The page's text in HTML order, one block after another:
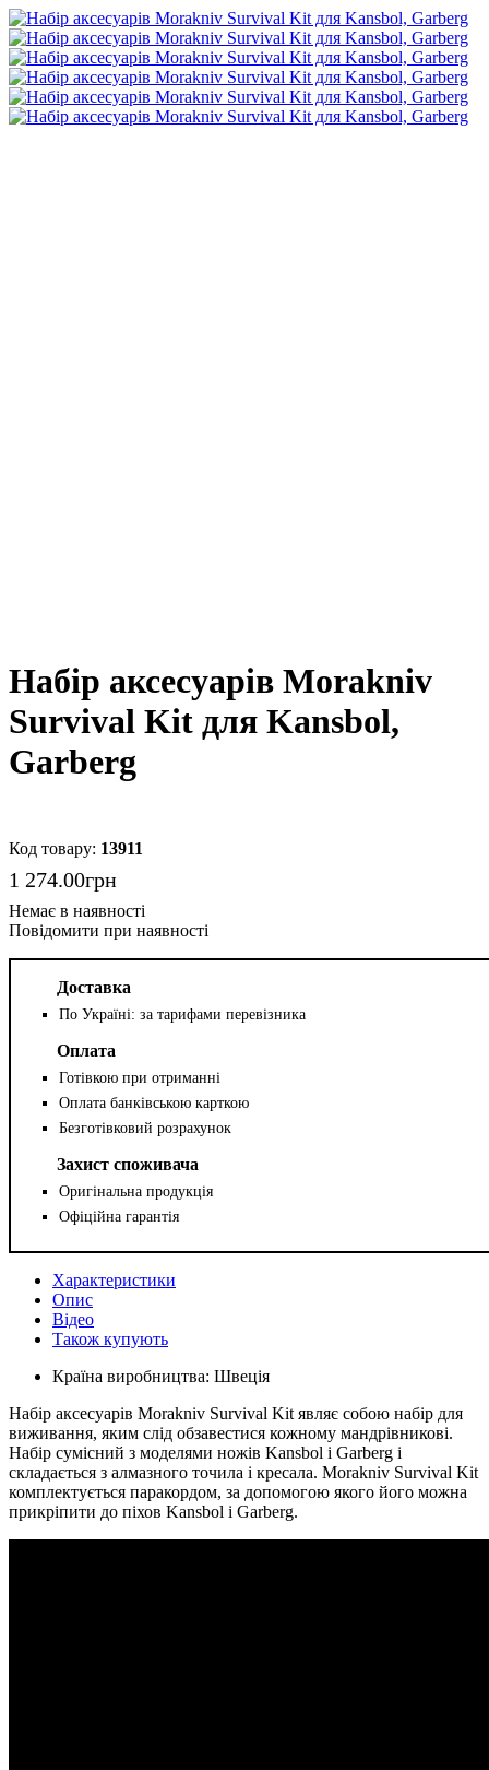
Набір аксесуарів Morakniv
Survival Kit для Kansbol,
Garberg
13911
1 274.00грн
Повідомити при наявності
Доставка
По Україні: за тарифами перевізника
Оплата
Готівкою при отриманні
Оплата банківською карткою
Безготівковий розрахунок
Захист споживача
Оригінальна продукція
Офіційна гарантія
Характеристики
Опис
Відео
Також купують
Країна виробництва: Швеція
Набір аксесуарів Morakniv Survival Kit являє собою набір для
виживання, яким слід обзавестися кожному мандрівникові.
Набір сумісний з моделями ножів Kansbol і Garberg і
складається з алмазного точила і кресала. Morakniv Survival Kit
комплектується паракордом, за допомогою якого його можна
прикріпити до піхов Kansbol і Garberg.